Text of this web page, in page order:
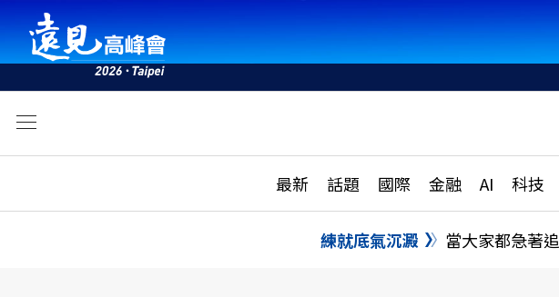
最新 話題 國際 金融 AI 科技
活動
話題
國際
練就底氣沉澱 當大家都急著